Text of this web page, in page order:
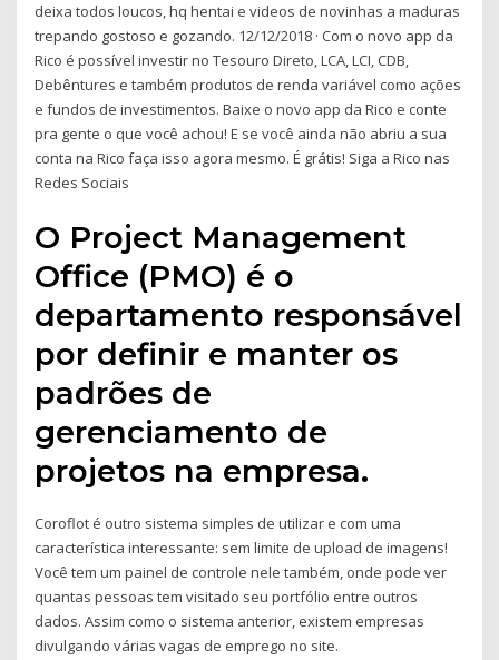
deixa todos loucos, hq hentai e videos de novinhas a maduras
trepando gostoso e gozando. 12/12/2018 · Com o novo app da
Rico é possível investir no Tesouro Direto, LCA, LCI, CDB,
Debêntures e também produtos de renda variável como ações
e fundos de investimentos. Baixe o novo app da Rico e conte
pra gente o que você achou! E se você ainda não abriu a sua
conta na Rico faça isso agora mesmo. É grátis! Siga a Rico nas
Redes Sociais
O Project Management
Office (PMO) é o
departamento responsável
por definir e manter os
padrões de
gerenciamento de
projetos na empresa.
Coroflot é outro sistema simples de utilizar e com uma
característica interessante: sem limite de upload de imagens!
Você tem um painel de controle nele também, onde pode ver
quantas pessoas tem visitado seu portfólio entre outros
dados. Assim como o sistema anterior, existem empresas
divulgando várias vagas de emprego no site.